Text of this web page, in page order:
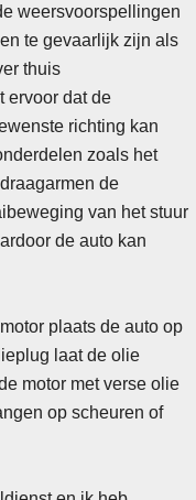
weersvoorspellingen
te gevaarlijk zijn als
thuis
ervoor dat de
richting kan
zoals het
de
van het stuur
de auto kan
plaats de auto op
laat de olie
motor met verse olie
op scheuren of